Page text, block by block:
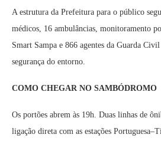
A estrutura da Prefeitura para o público
médicos, 16 ambulâncias, monitoramento
Smart Sampa e 866 agentes da Guarda
segurança do entorno.
COMO CHEGAR NO SAMBÓDROMO
Os portões abrem às 19h. Duas linhas de
ligação direta com as estações